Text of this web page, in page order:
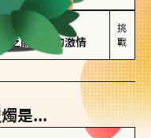
不喜歡變化
缺乏關係中的激情
挑
戰
是...